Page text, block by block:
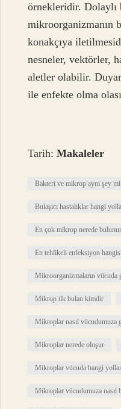
örnekleridir. Dolaylı
mikroorganizmanın
konakçıya
nesneler, vektörler,
aletler olabilir.
ile enfekte olma
Tarih:Makaleler
Bakteri ve mikrop aynı şey mi
Bulaşıcı hastalıklar hangi
En çok mikrop nerede bulunur
En tehlikeli enfeksiyon
Mikroorganizmaların vücuda
Mikrop ilk bulan kimdir
Mikroplar nasıl vücudumuza
Mikroplar nerede oluşur
Mikroplar vücuda hangi
Mikroplar vücudumuza nasıl